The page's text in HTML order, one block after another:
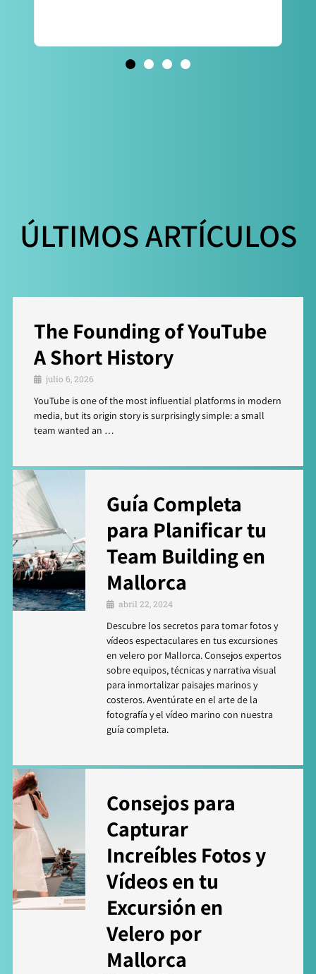
ÚLTIMOS ARTÍCULOS
The Founding of YouTube
A Short History
julio 6, 2026
YouTube is one of the most influential platforms in modern
media, but its origin story is surprisingly simple: a small
team wanted an …
Guía Completa
para Planificar tu
Team Building en
Mallorca
abril 22, 2024
Descubre los secretos para tomar fotos y
vídeos espectaculares en tus excursiones
en velero por Mallorca. Consejos expertos
sobre equipos, técnicas y narrativa visual
para inmortalizar paisajes marinos y
costeros. Aventúrate en el arte de la
fotografía y el vídeo marino con nuestra
guía completa.
Consejos para
Capturar
Increíbles Fotos y
Vídeos en tu
Excursión en
Velero por
Mallorca